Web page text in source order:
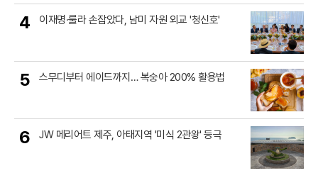
4 이재명·룰라 손잡았다, 남미 자원 외교 '청신호'
5 스무디부터 에이드까지… 복숭아 200% 활용법
6 JW 메리어트 제주, 아태지역 '미식 2관왕' 등극